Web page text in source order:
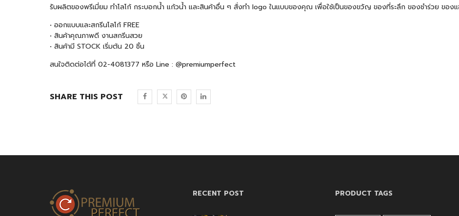
รับผลิตของพรีเมี่ยม ทำโลโก้ กระบอกน้ำ แก้วน้ำ และสินค้าอื่น ๆ สั่งทำ logo ในแบบของคุณ เพื่อใช้เป็นของขวัญ ของที่ระลึก ของชำร่วย ของแ
• ออกแบบและสกรีนโลโก้ FREE
• สินค้าคุณภาพดี งานสกรีนสวย
• สินค้ามี STOCK เริ่มต้น 20 ชิ้น
สนใจติดต่อได้ที่ 02-4081377 หรือ Line : @premiumperfect
SHARE THIS POST
RECENT POST PRODUCT TAGS